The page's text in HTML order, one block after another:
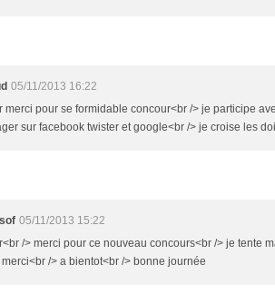
05/11/2013 16:22
merci pour se formidable concour<br /> je participe
sur facebook twister et google<br /> je croise les
05/11/2013 15:22
/> merci pour ce nouveau concours<br /> je tente
/> a bientot<br /> bonne journée